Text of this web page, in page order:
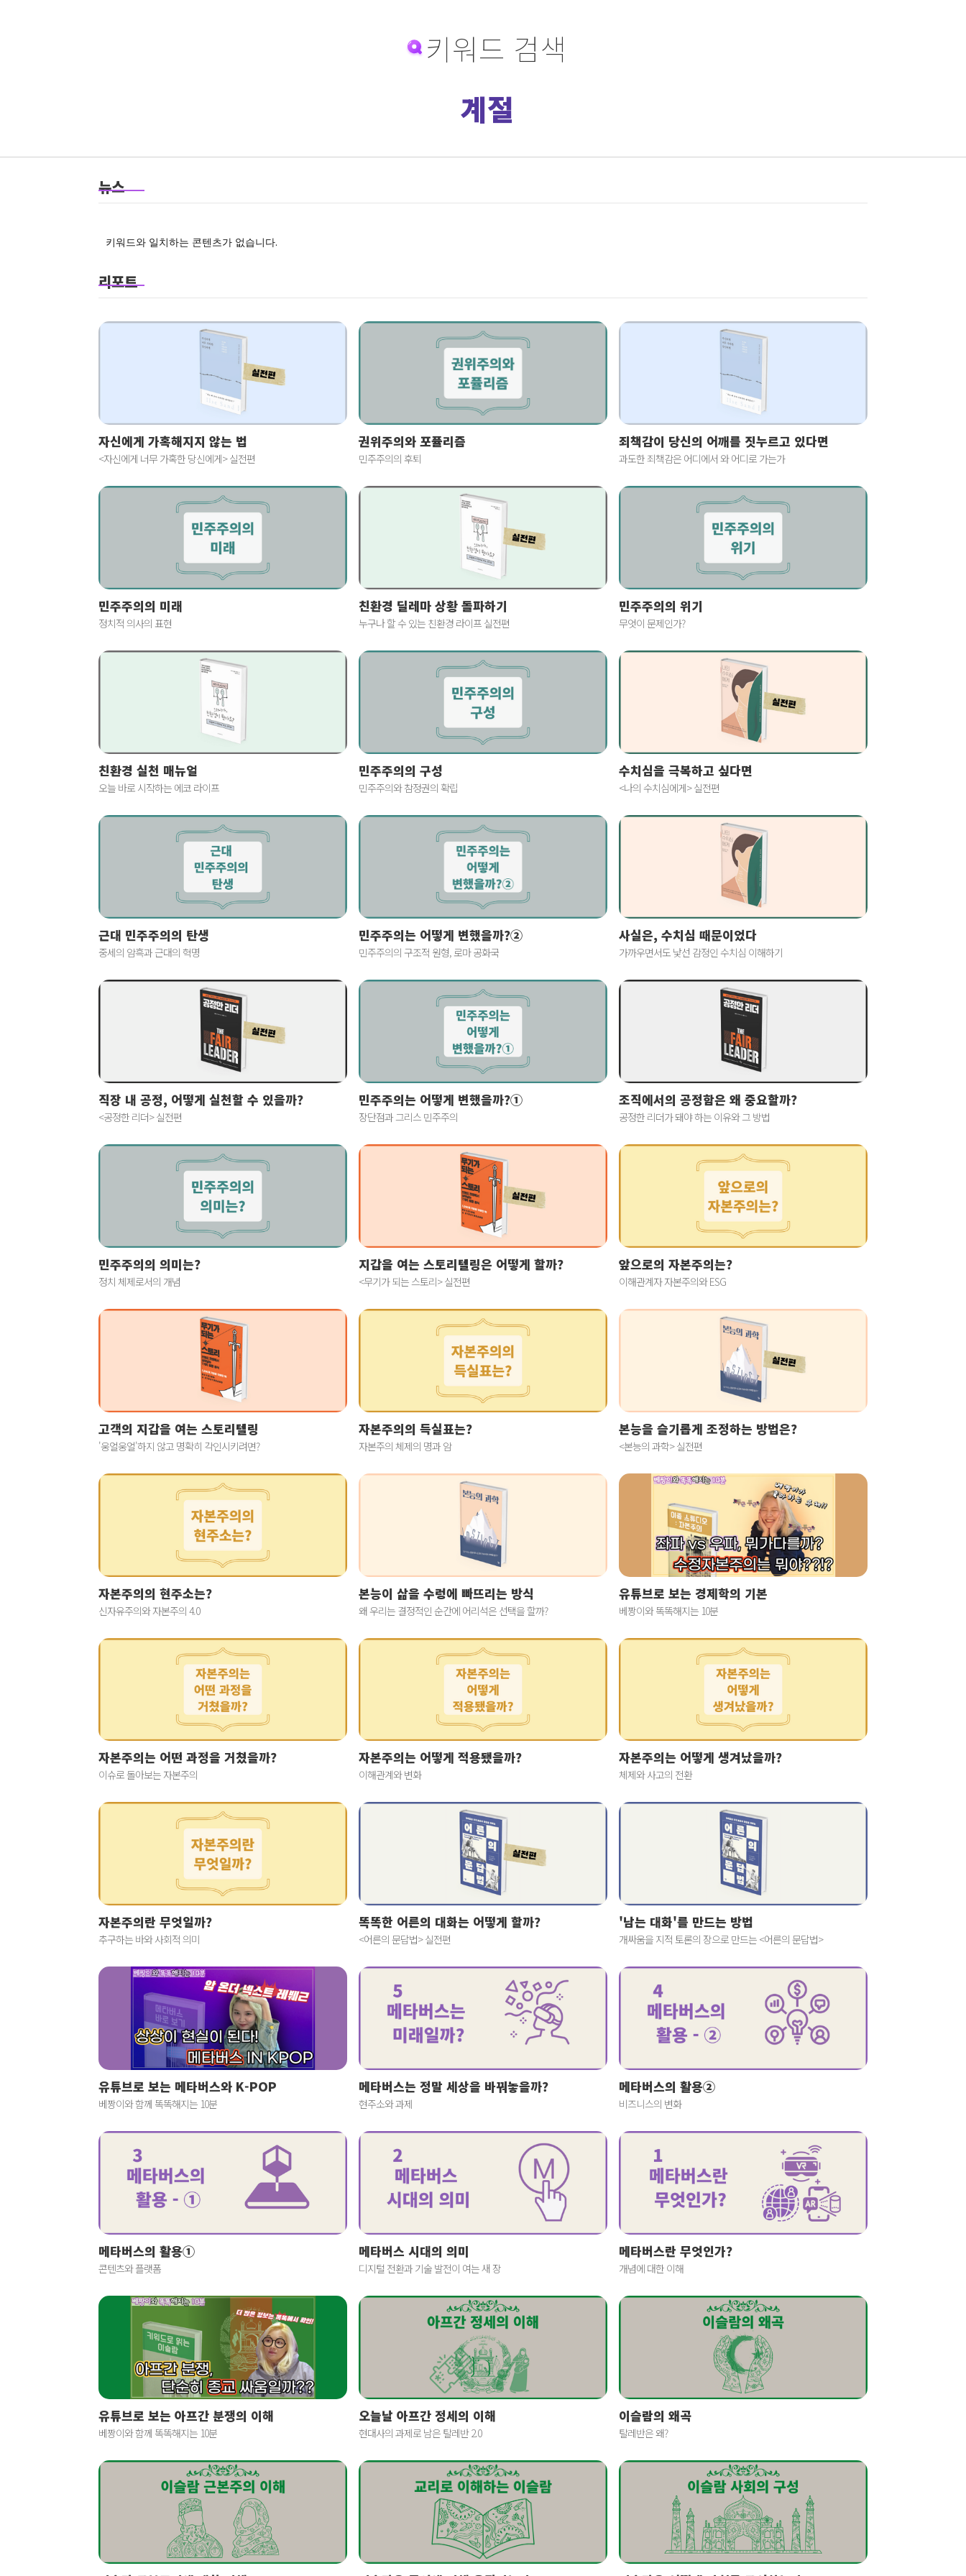
키워드 검색
계절
뉴스
키워드와 일치하는 콘텐츠가 없습니다.
리포트
자신에게 가혹해지지 않는 법
<자신에게 너무 가혹한 당신에게> 실전편
권위주의와 포퓰리즘
민주주의의 후퇴
죄책감이 당신의 어깨를 짓누르고 있다면
과도한 죄책감은 어디에서 와 어디로 가는가
민주주의의 미래
정치적 의사의 표현
친환경 딜레마 상황 돌파하기
누구나 할 수 있는 친환경 라이프 실전편
민주주의의 위기
무엇이 문제인가?
친환경 실천 매뉴얼
오늘 바로 시작하는 에코 라이프
민주주의의 구성
민주주의와 참정권의 확립
수치심을 극복하고 싶다면
<나의 수치심에게> 실전편
근대 민주주의의 탄생
중세의 암흑과 근대의 혁명
민주주의는 어떻게 변했을까?②
민주주의의 구조적 원형, 로마 공화국
사실은, 수치심 때문이었다
가까우면서도 낯선 감정인 수치심 이해하기
직장 내 공정, 어떻게 실천할 수 있을까?
<공정한 리더> 실전편
민주주의는 어떻게 변했을까?①
장단점과 그리스 민주주의
조직에서의 공정함은 왜 중요할까?
공정한 리더가 돼야 하는 이유와 그 방법
민주주의의 의미는?
정치 체제로서의 개념
지갑을 여는 스토리텔링은 어떻게 할까?
<무기가 되는 스토리> 실전편
앞으로의 자본주의는?
이해관계자 자본주의와 ESG
고객의 지갑을 여는 스토리텔링
'웅얼웅얼'하지 않고 명확히 각인시키려면?
자본주의의 득실표는?
자본주의 체제의 명과 암
본능을 슬기롭게 조정하는 방법은?
<본능의 과학> 실전편
자본주의의 현주소는?
신자유주의와 자본주의 4.0
본능이 삶을 수렁에 빠뜨리는 방식
왜 우리는 결정적인 순간에 어리석은 선택을 할까?
유튜브로 보는 경제학의 기본
베짱이와 똑똑해지는 10분
자본주의는 어떤 과정을 거쳤을까?
이슈로 돌아보는 자본주의
자본주의는 어떻게 적용됐을까?
이해관계와 변화
자본주의는 어떻게 생겨났을까?
체제와 사고의 전환
자본주의란 무엇일까?
추구하는 바와 사회적 의미
똑똑한 어른의 대화는 어떻게 할까?
<어른의 문답법> 실전편
'남는 대화'를 만드는 방법
개싸움을 지적 토론의 장으로 만드는 <어른의 문답법>
유튜브로 보는 메타버스와 K-POP
베짱이와 함께 똑똑해지는 10분
메타버스는 정말 세상을 바꿔놓을까?
현주소와 과제
메타버스의 활용②
비즈니스의 변화
메타버스의 활용①
콘텐츠와 플랫폼
메타버스 시대의 의미
디지털 전환과 기술 발전이 여는 새 장
메타버스란 무엇인가?
개념에 대한 이해
유튜브로 보는 아프간 분쟁의 이해
베짱이와 함께 똑똑해지는 10분
오늘날 아프간 정세의 이해
현대사의 과제로 남은 탈레반 2.0
이슬람의 왜곡
탈레반은 왜?